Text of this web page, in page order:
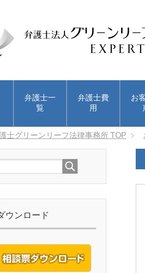
弁護士一
覧
弁護士費
用
お
士グリーンリーフ法律事務所 TOP
ウンロード